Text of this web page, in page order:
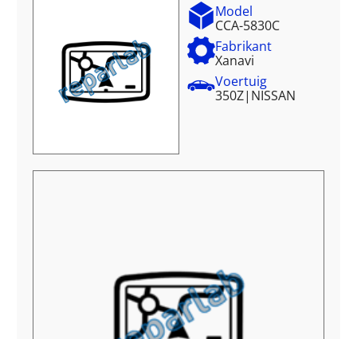
Model
CCA-5830C
Fabrikant
Xanavi
Voertuig
350Z| NISSAN